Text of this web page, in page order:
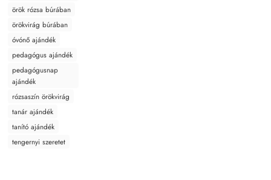
örök rózsa búrában
örökvirág búrában
óvónő ajándék
pedagógus ajándék
pedagógusnap
ajándék
rózsaszín örökvirág
tanár ajándék
tanító ajándék
tengernyi szeretet